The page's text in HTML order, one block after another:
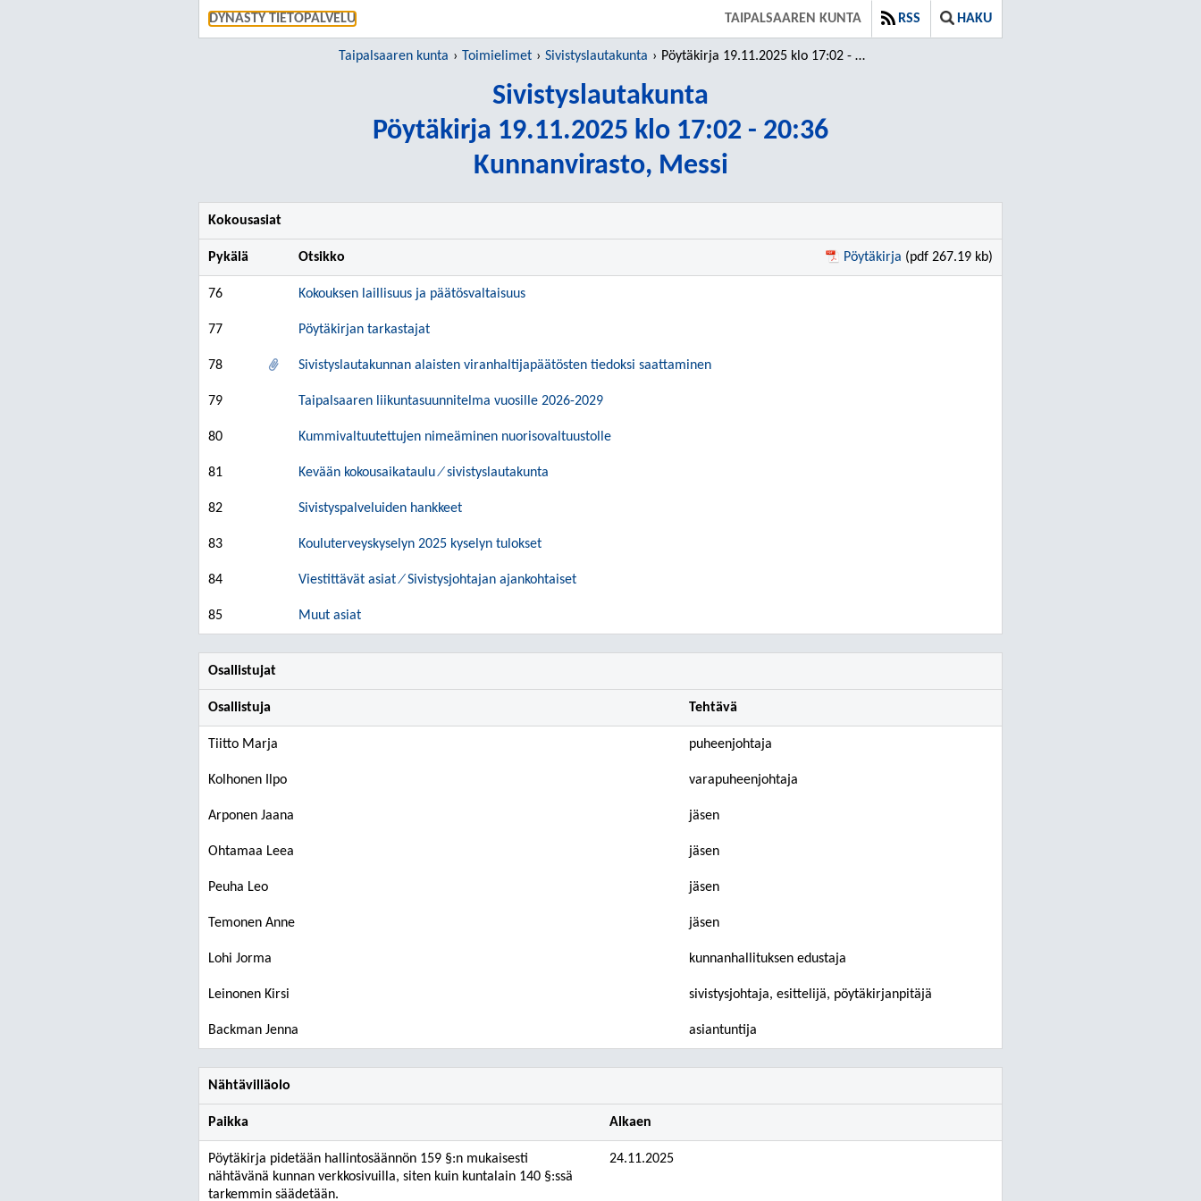
DYNASTY TIETOPALVELU TAIPALSAAREN KUNTA RSS HAKU
Taipalsaaren kunta Toimielimet Sivistyslautakunta Pöytäkirja 19.11.2025 klo 17:02 - 20:36
Sivistyslautakunta
Pöytäkirja 19.11.2025 klo 17:02 - 20:36
Kunnanvirasto, Messi
Kokousasiat
Pykälä Otsikko Pöytäkirja (pdf 267.19 kb)
76 Kokouksen laillisuus ja päätösvaltaisuus
77 Pöytäkirjan tarkastajat
78 Sivistyslautakunnan alaisten viranhaltijapäätösten tiedoksi saattaminen
79 Taipalsaaren liikuntasuunnitelma vuosille 2026-2029
80 Kummivaltuutettujen nimeäminen nuorisovaltuustolle
81 Kevään kokousaikataulu ⁄ sivistyslautakunta
82 Sivistyspalveluiden hankkeet
83 Kouluterveyskyselyn 2025 kyselyn tulokset
84 Viestittävät asiat ⁄ Sivistysjohtajan ajankohtaiset
85 Muut asiat
Osallistujat
Osallistuja Tehtävä
Tiitto Marja puheenjohtaja
Kolhonen Ilpo varapuheenjohtaja
Arponen Jaana jäsen
Ohtamaa Leea jäsen
Peuha Leo jäsen
Temonen Anne jäsen
Lohi Jorma kunnanhallituksen edustaja
Leinonen Kirsi sivistysjohtaja, esittelijä, pöytäkirjanpitäjä
Backman Jenna asiantuntija
Nähtävilläolo
Paikka Alkaen
Pöytäkirja pidetään hallintosäännön 159 §:n mukaisesti
nähtävänä kunnan verkkosivuilla, siten kuin kuntalain 140 §:ssä
tarkemmin säädetään.
24.11.2025